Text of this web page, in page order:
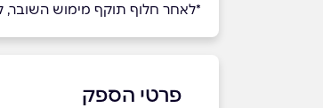
*לאחר חלוף תוקף מימוש השובר,
פרטי הספק